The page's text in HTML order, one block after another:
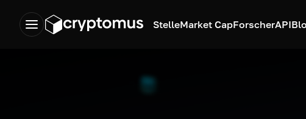
StelleMarket CapForscherAPI